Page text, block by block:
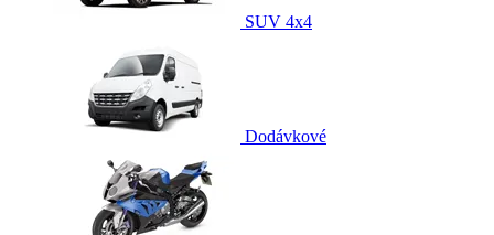
SUV 4x4
Dodávkové